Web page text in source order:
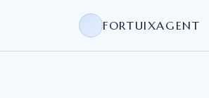
FORTUIXAGENT